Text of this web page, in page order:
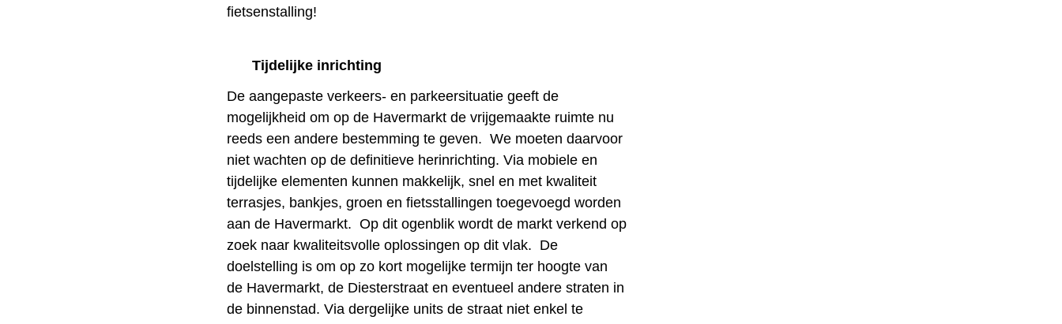
fietsenstalling!
Tijdelijke inrichting
De aangepaste verkeers- en parkeersituatie geeft de
mogelijkheid om op de Havermarkt de vrijgemaakte ruimte nu
reeds een andere bestemming te geven. We moeten daarvoor
niet wachten op de definitieve herinrichting. Via mobiele en
tijdelijke elementen kunnen makkelijk, snel en met kwaliteit
terrasjes, bankjes, groen en fietsstallingen toegevoegd worden
aan de Havermarkt. Op dit ogenblik wordt de markt verkend op
zoek naar kwaliteitsvolle oplossingen op dit vlak. De
doelstelling is om op zo kort mogelijke termijn ter hoogte van
de Havermarkt, de Diesterstraat en eventueel andere straten in
de binnenstad. Via dergelijke units de straat niet enkel te